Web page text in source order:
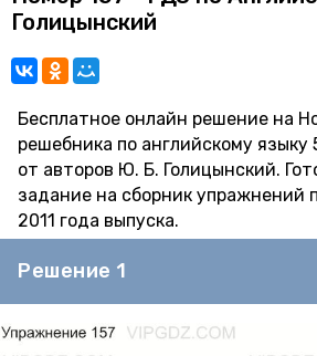
Голицынский
Бесплатное онлайн решение на
решебника по английскому языку
от авторов Ю. Б. Голицынский.
задание на сборник упражнений
2011 года выпуска.
Решение 1